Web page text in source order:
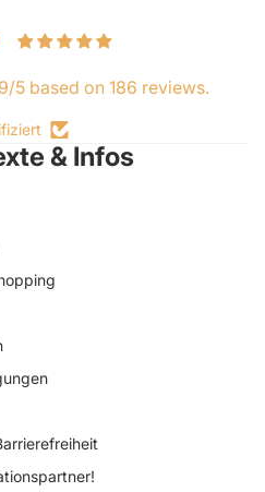
5 based on 186 reviews.
& Infos